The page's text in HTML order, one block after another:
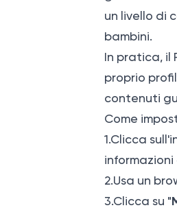
un livello di
bambini.
In pratica, il
proprio
contenuti
Come
1.Clicca
2.Usa un
3.Clicca su "